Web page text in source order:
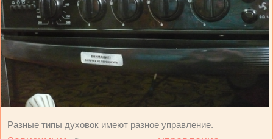
Разные типы духовок имеют разное управление.